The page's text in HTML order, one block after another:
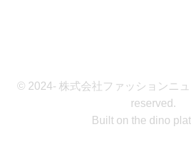
© 2024- 株式会社ファッションニ
reserved.
Built on the dino